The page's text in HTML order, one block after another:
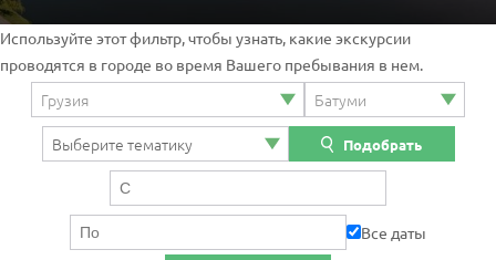
Используйте этот фильтр, чтобы узнать, какие экскурсии
проводятся в городе во время Вашего пребывания в нем.
Подобрать
Все даты